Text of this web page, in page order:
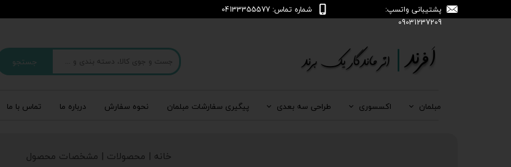
جستجو
پشتیبانی واتسپ:
09031237209
شماره تماس: 04133355577
مبلمان اکسسوری طراحی سه بعدی پیگیری سفارشات مبلمان نحوه سفارش درباره‌ ما تماس با ما
خانه | محصولات | مشخصات محصول